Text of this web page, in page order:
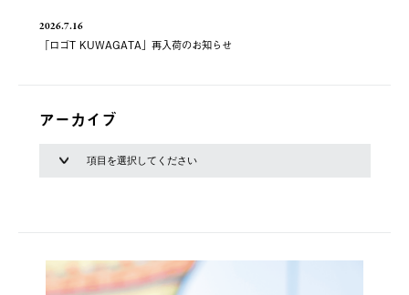
2026.7.16
「ロゴT KUWAGATA」再入荷のお知らせ
アーカイブ